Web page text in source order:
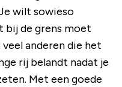
wilt sowieso
bij de grens moet
anderen die het
rij belandt nadat je
Met een goede